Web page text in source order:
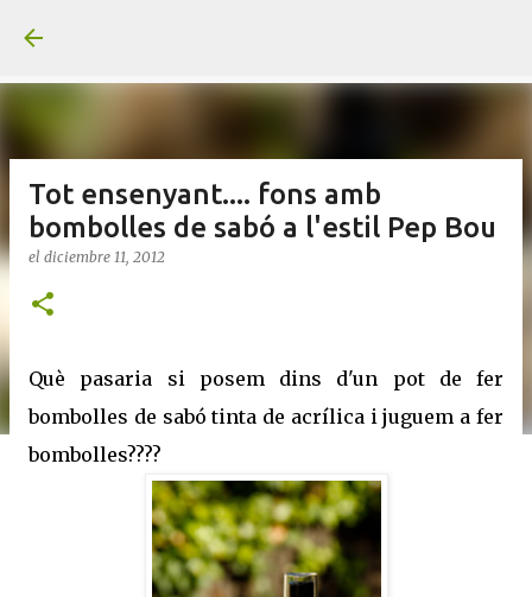
Tot ensenyant.... fons amb
bombolles de sabó a l'estil Pep Bou
el diciembre 11, 2012
Què pasaria si posem dins d'un pot de fer
bombolles de sabó tinta de acrílica i juguem a fer
bombolles????